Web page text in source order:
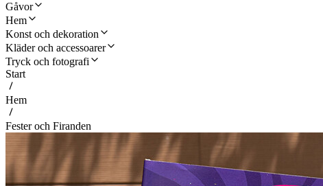
Gåvor
Hem
Konst och dekoration
Kläder och accessoarer
Tryck och fotografi
Start
Hem
Fester och Firanden